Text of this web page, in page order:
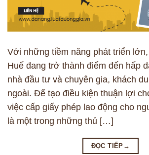
Với những tiềm năng phát triển
Huế đang trở thành điểm đến hấp
nhà đầu tư và chuyên gia, khách
ngoài. Để tạo điều kiện thuận lợi
việc cấp giấy phép lao động cho
là một trong những thủ […]
ĐỌC TIẾP →